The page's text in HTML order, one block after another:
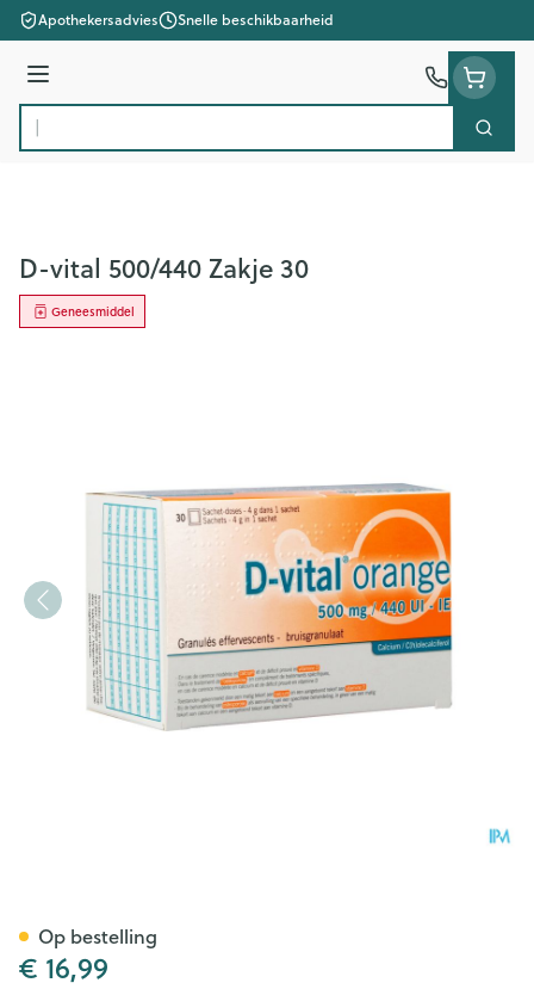
Ga naar de inhoud
Apothekersadvies Snelle beschikbaarheid
Menu
Product, merk, categorie... Zoek
D-vital 500/440 Zakje 30
Geneesmiddel
€ 16,99
Op bestelling